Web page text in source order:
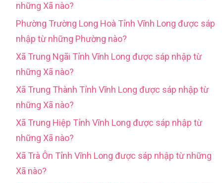
những Xã nào?
Phường Trường Long Hoà Tỉnh Vĩnh Long được sáp
nhập từ những Phường nào?
Xã Trung Ngãi Tỉnh Vĩnh Long được sáp nhập từ
những Xã nào?
Xã Trung Thành Tỉnh Vĩnh Long được sáp nhập từ
những Xã nào?
Xã Trung Hiệp Tỉnh Vĩnh Long được sáp nhập từ
những Xã nào?
Xã Trà Ôn Tỉnh Vĩnh Long được sáp nhập từ những
Xã nào?